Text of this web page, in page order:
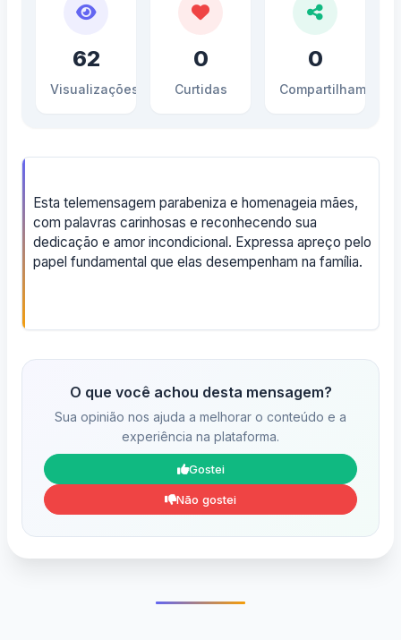
62
Visualizações
0
Curtidas
0
Compartilhamentos
Esta telemensagem parabeniza e homenageia mães,
com palavras carinhosas e reconhecendo sua
dedicação e amor incondicional. Expressa apreço pelo
papel fundamental que elas desempenham na família.
O que você achou desta mensagem?
Sua opinião nos ajuda a melhorar o conteúdo e a
experiência na plataforma.
Gostei
Não gostei